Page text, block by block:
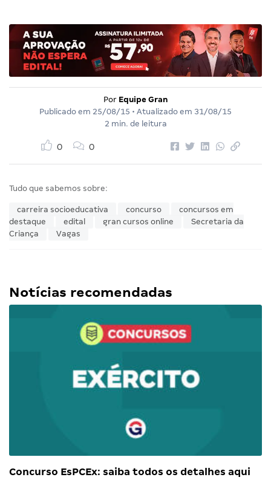
Por Equipe Gran
Publicado em 25/08/15 • Atualizado em 31/08/15
2 min. de leitura
0 0
Tudo que sabemos sobre:
carreira socioeducativa concurso
concursos em
destaque
edital gran cursos online
Secretaria da
Criança
Vagas
Notícias recomendadas
Concurso EsPCEx: saiba todos os detalhes aqui